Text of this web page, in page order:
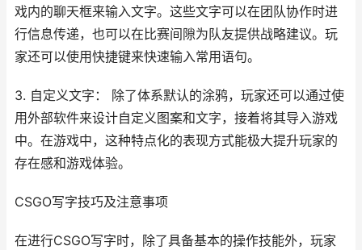
戏内的聊天框来输入文字。这些文字可以在团队协作时进
行信息传递，也可以在比赛间隙为队友提供战略建议。玩
家还可以使用快捷键来快速输入常用语句。
3. 自定义文字： 除了体系默认的涂鸦，玩家还可以通过使
用外部软件来设计自定义图案和文字，接着将其导入游戏
中。在游戏中，这种特点化的表现方式能极大提升玩家的
存在感和游戏体验。
CSGO写字技巧及注意事项
在进行CSGO写字时，除了具备基本的操作技能外，玩家